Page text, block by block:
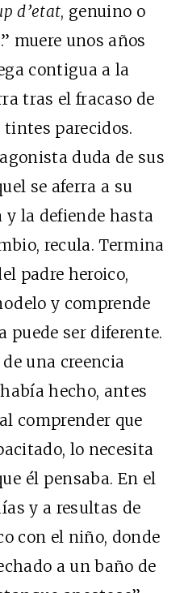
d’etat, genuino o
muere unos años
contigua a la
tras el fracaso de
parecidos.
duda de sus
se aferra a su
la defiende hasta
recula. Termina
padre heroico,
y comprende
puede ser diferente.
una creencia
hecho, antes
comprender que
lo necesita
él pensaba. En el
y a resultas de
con el niño, donde
a un baño de